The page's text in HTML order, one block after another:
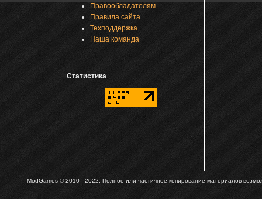
Правообладателям
Правила сайта
Техподдержка
Наша команда
Статистика
ModGames © 2010 - 2022. Полное или частичное копирование материалов